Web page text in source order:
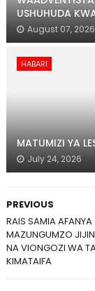
USHUHUDA
August 07, 2026
HABARI
MATUMIZI YA
July 24, 2026
PREVIOUS
RAIS SAMIA AFANYA
MAZUNGUMZO
NA VIONGOZI WA
KIMATAIFA